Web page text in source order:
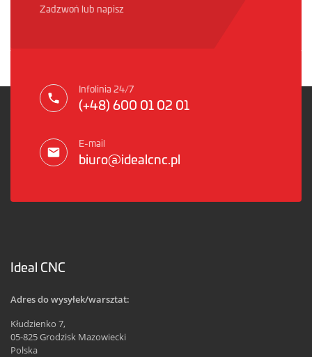
Zadzwoń lub napisz
Infolinia 24/7
(+48) 600 01 02 01
E-mail
biuro@idealcnc.pl
Ideal CNC
Adres do wysyłek/warsztat:
Kłudzienko 7,
05-825 Grodzisk Mazowiecki
Polska